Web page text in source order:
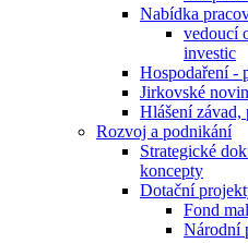
Nabídka
vedoucí
investic
Hospodaření -
Jirkovské
Hlášení závad,
Rozvoj a podnikání
Strategické
koncepty
Dotační
Fond
Národní